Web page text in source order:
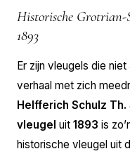
Historische
1893
Er zijn vleugels die
verhaal met zich
Helfferich Schulz
vleugel uit 1893 is
historische vleugel uit